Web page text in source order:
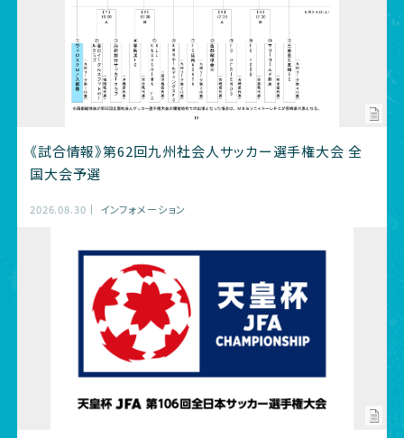
《試合情報》第62回九州社会人サッカー選手権大会 全
国大会予選
2026.08.30 インフォメーション